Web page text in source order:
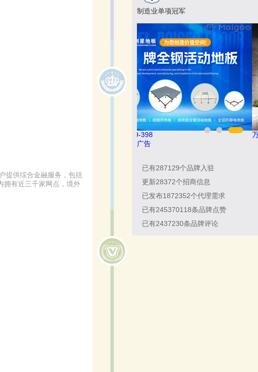
提供综合金融服务，包括
拥有近三千家网点，境外
制造业单项冠军
悍马HORSE 400-012-6012
广告
已有287129个品牌入驻
更新28372个招商信息
已发布1872352个代理需求
已有245370118条品牌点赞
已有2437230条品牌评论